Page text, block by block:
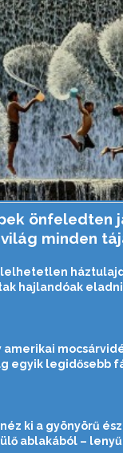
önfeledten
minden
hajlandóak
amerikai
egyik legidősebb
ki a gyönyörű
ablakából –